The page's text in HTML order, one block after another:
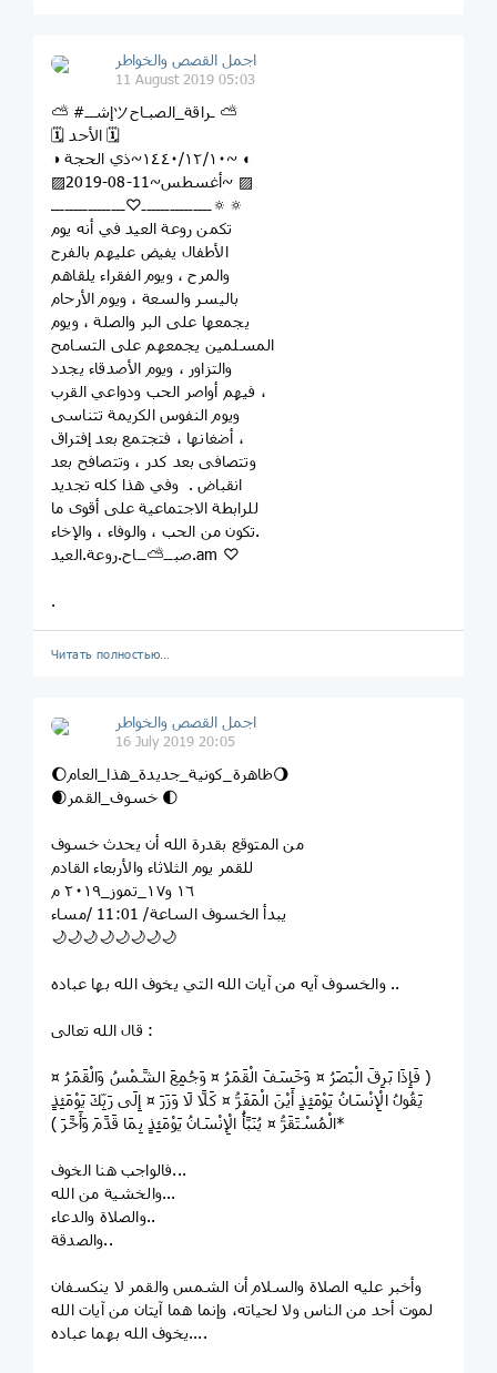
اجمل القصص والخواطر
11 August 2019 05:03
⛅️ #إشــツـراقة_الصبـاح ⛅
🗓 الأحد 🗓
◑ ١٤٤٠/١٢/١٠~ذي الحجة~ ◐
▨2019-08-11~أغسطس~ ▨
‌‌‌‌‌‌‌‌‌‏🔅ـــــــــــــــ♡ــــــــــــــــ🔅
‌‌‏‌‌‌‌‌‌‌‏تكمن روعة العيد في أنه يوم
الأطفال يفيض عليهم بالفرح
والمرح ، ويوم الفقراء يلقاهم
باليسر والسعة ، ويوم الأرحام
يجمعها على البر والصلة ، ويوم
المسلمين يجمعهم على التسامح
والتزاور ، ويوم الأصدقاء يجدد
فيهم أواصر الحب ودواعي القرب ،
ويوم النفوس الكريمة تتناسى
أضغانها ، فتجتمع بعد إفتراق ،
وتتصافى بعد كدر ، وتتصافح بعد
انقباض . وفي هذا كله تجديد
للرابطة الاجتماعية على أقوى ما
تكون من الحب ، والوفاء ، والإخاء.
‌‌‌‌‌‌‌‌‌‌‌‌‌‌‌‌‌‌‌‏صبــ⛅ــاح.روعة.العيد.am ♡
.
Читать полностью…
اجمل القصص والخواطر
16 July 2019 20:05
🌔ظاهرة_كونية_جديدة_هذا_العام🌖
🌒خسوف_القمر 🌓
من المتوقع بقدرة الله أن يحدث خسوف
للقمر يوم الثلاثاء والأربعاء القادم
١٦ و١٧_تموز_٢٠١٩ م
يبدأ الخسوف الساعة/ 11:01 /مساء
🌙🌙🌙🌙🌙🌙🌙🌙
ﻭﺍﻟﺨﺴﻮﻑ ﺁﻳﻪ ﻣﻦ ﺁﻳﺎﺕ ﺍﻟﻠﻪ ﺍﻟﺘﻲ ﻳﺨﻮﻑ ﺍﻟﻠﻪ ﺑﻬﺎ ﻋﺒﺎﺩﻩ ..
ﻗﺎﻝ الله ﺗﻌﺎﻟﻰ :
‏( ﻓَﺈِﺫَﺍ ﺑَﺮِﻕَ ﺍﻟْﺒَﺼَﺮُ ¤ ﻭَﺧَﺴَﻒَ ﺍﻟْﻘَﻤَﺮُ ¤ ﻭَﺟُﻤِﻊَ ﺍﻟﺸَّﻤْﺲُ ﻭَﺍﻟْﻘَﻤَﺮُ ¤
ﻳَﻘُﻮﻝُ ﺍﻟْﺈِﻧْﺴَﺎﻥُ ﻳَﻮْﻣَﺌِﺬٍ ﺃَﻳْﻦَ ﺍﻟْﻤَﻔَﺮُّ ¤ ﻛَﻠَّﺎ ﻟَﺎ ﻭَﺯَﺭَ ¤ ﺇِﻟَﻰ ﺭَﺑِّﻚَ ﻳَﻮْﻣَﺌِﺬٍ
ﺍﻟْﻤُﺴْﺘَﻘَﺮُّ ¤ ﻳُﻨَﺒَّﺄُ ﺍﻟْﺈِﻧْﺴَﺎﻥُ ﻳَﻮْﻣَﺌِﺬٍ ﺑِﻤَﺎ ﻗَﺪَّﻡَ ﻭَﺃَﺧَّﺮَ ‏)*
ﻓﺎﻟﻮﺍﺟﺐ ﻫﻨﺎ ﺍﻟﺨﻮﻑ...
ﻭﺍﻟﺨﺸﻴﺔ ﻣﻦ ﺍﻟﻠﻪ...
ﻭﺍﻟﺼﻼﺓ ﻭﺍﻟﺪﻋﺎﺀ..
ﻭﺍﻟﺼﺪقة..
وأخبر عليه الصلاة والسلام أن الشمس والقمر لا ينكسفان
لموت أحد من الناس ولا لحياته، وإنما هما آيتان من آيات الله
يخوف الله بهما عباده....